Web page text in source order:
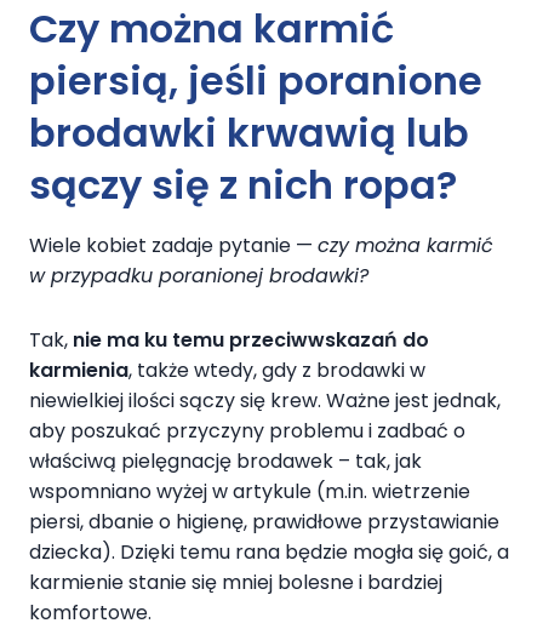
Czy można karmić
piersią, jeśli poranione
brodawki krwawią lub
sączy się z nich ropa?
Wiele kobiet zadaje pytanie — czy można karmić
w przypadku poranionej brodawki?
Tak, nie ma ku temu przeciwwskazań do
karmienia, także wtedy, gdy z brodawki w
niewielkiej ilości sączy się krew. Ważne jest jednak,
aby poszukać przyczyny problemu i zadbać o
właściwą pielęgnację brodawek – tak, jak
wspomniano wyżej w artykule (m.in. wietrzenie
piersi, dbanie o higienę, prawidłowe przystawianie
dziecka). Dzięki temu rana będzie mogła się goić, a
karmienie stanie się mniej bolesne i bardziej
komfortowe.